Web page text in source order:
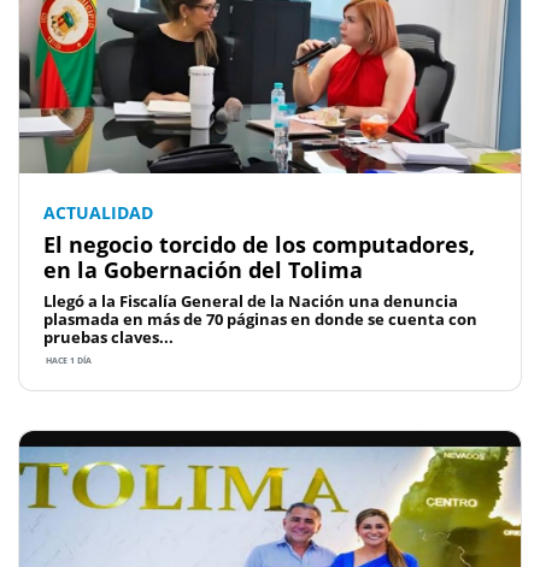
ACTUALIDAD
El negocio torcido de los computadores,
en la Gobernación del Tolima
Llegó a la Fiscalía General de la Nación una denuncia
plasmada en más de 70 páginas en donde se cuenta con
pruebas claves...
HACE 1 DÍA